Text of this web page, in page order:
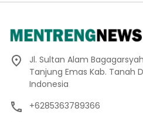
Jl. Sultan Alam
Tanjung Emas Kab. Tanah
Indonesia
+6285363789366